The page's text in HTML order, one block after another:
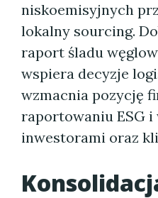
niskoemisyjnych
lokalny sourcing.
raport śladu
wspiera decyzje
wzmacnia pozycję
raportowaniu ESG i
inwestorami oraz